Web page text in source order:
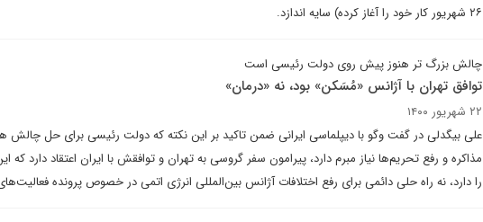
۲۶ شهریور کار خود را آغاز کرده) سایه اندازد.
چالش بزرگ تر هنوز پیش روی دولت رئیسی است
توافق تهران با آژانس «مُسَکن» بود، نه «درمان»
۲۲ شهریور ۱۴۰۰
علی بیگدلی در گفت وگو با دیپلماسی ایرانی ضمن تاکید بر این نکته که دولت رئیسی برای حل چالش
مذاکره و رفع تحریم‌ها نیاز مبرم دارد، پیرامون سفر گروسی به تهران و توافقش با ایران اعتقاد دارد
را دارد، نه راه حلی دائمی برای رفع اختلافات آژانس بین‌المللی انرژی اتمی در خصوص پرونده